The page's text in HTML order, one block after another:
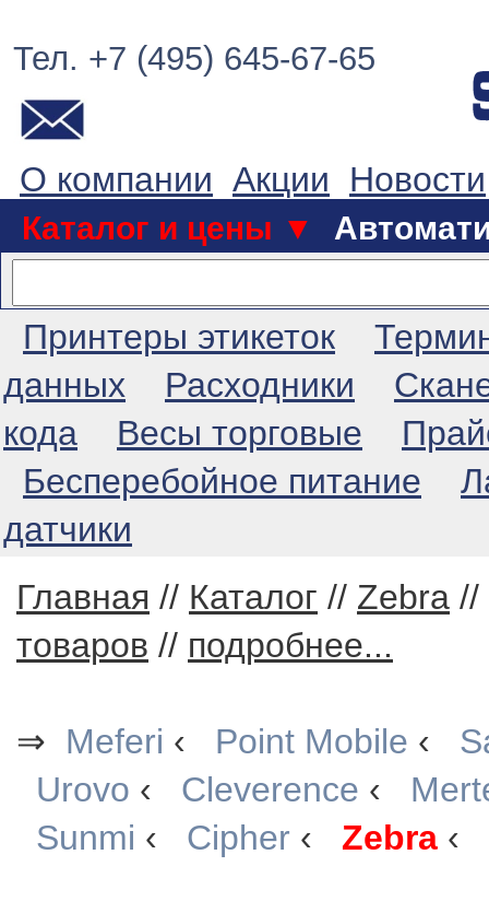
Тел. +7 (495) 645-67-65
О компании Акции Новости
Каталог и цены ▼
Принтеры этикеток
данных
Расходники
кода
Весы торговые
Бесперебойное питание
датчики
Главная // Каталог // Zebra //
товаров // подробнее...
⇒ Meferi ‹ Point Mobile ‹
Urovo ‹ Cleverence ‹
Sunmi ‹ Cipher ‹ Zebra ‹